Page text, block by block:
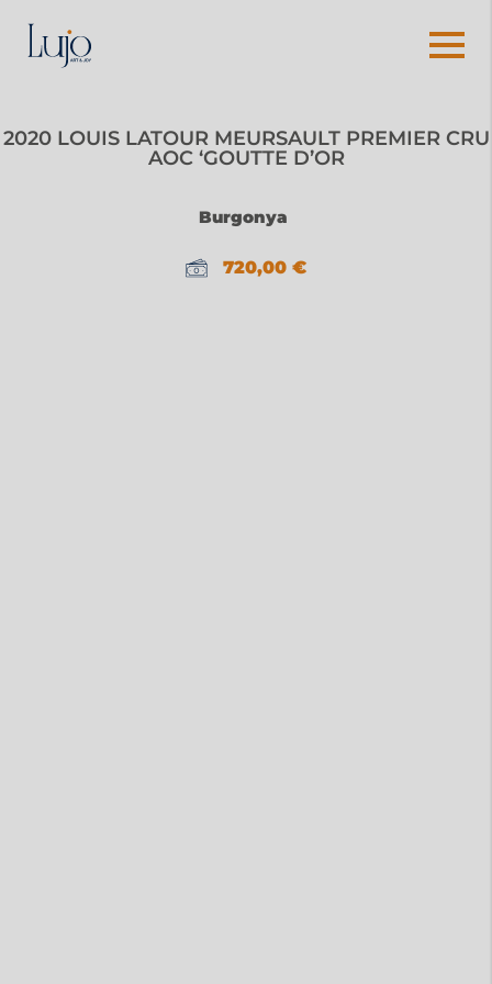
2020 LOUIS LATOUR MEURSAULT PREMIER CRU
AOC ‘GOUTTE D’OR
Burgonya
720,00 €